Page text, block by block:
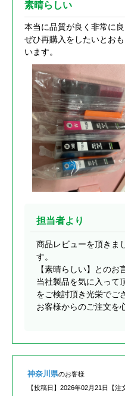
素晴らしい
本当に品質が良く非常に
ぜひ再購入をしたいとおも
います。
担当者より
商品レビューを頂きま
す。
【素晴らしい】とのお
当社製品を気に入って
をご検討頂き光栄でご
お客様からのご注文を
神奈川県のお客様
【投稿日】 2026年02月21日 【注